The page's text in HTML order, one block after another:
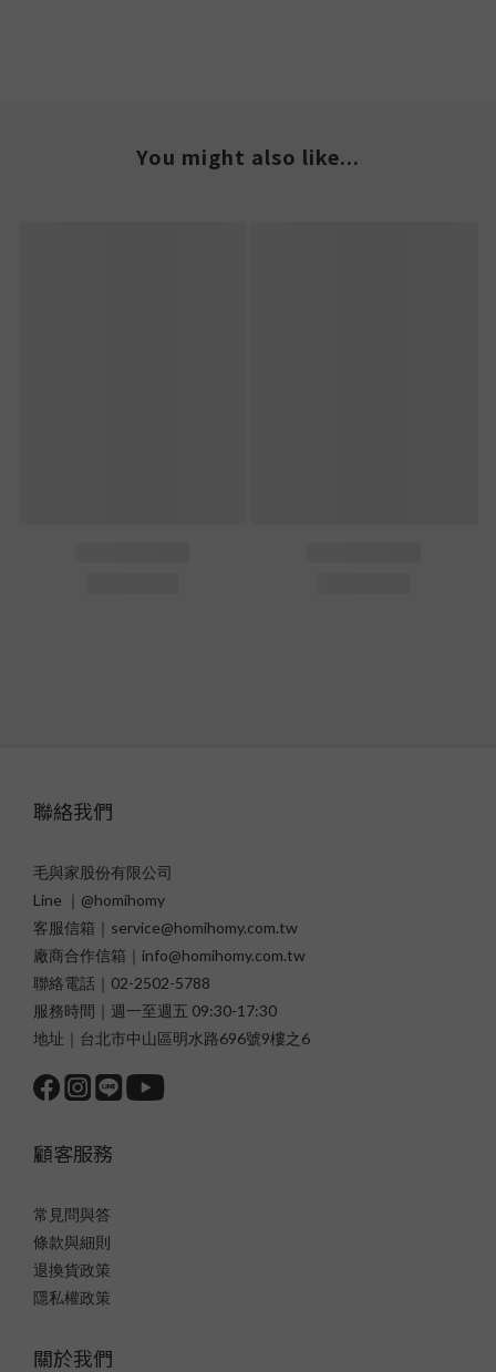
You might also like...
聯絡我們
毛與家股份有限公司
Line ｜@homihomy
客服信箱｜service@homihomy.com.tw
廠商合作信箱｜info@homihomy.com.tw
聯絡電話｜02-2502-5788
服務時間｜週一至週五 09:30-17:30
地址｜台北市中山區明水路696號9樓之6
顧客服務
常見問與答
條款與細則
退換貨政策
隱私權政策
關於我們